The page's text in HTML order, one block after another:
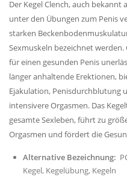
Der Kegel Clench, auch bekannt
unter den Übungen zum Penis
starken
Sexmuskeln bezeichnet
für einen gesunden Penis
länger anhaltende Erektionen,
Ejakulation, Penisdurchblutung
intensivere Orgasmen. Das
gesamte Sexleben, führt zu
Orgasmen und fördert die
Alternative Bezeichnung:
Kegel Kegelübung Kegeln